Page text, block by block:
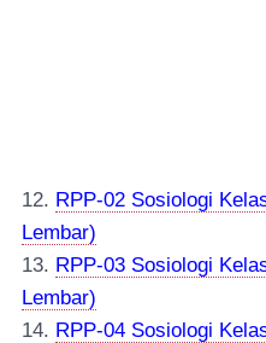
12. RPP-02 Sosiologi
Lembar)
13. RPP-03 Sosiologi
Lembar)
14. RPP-04 Sosiologi